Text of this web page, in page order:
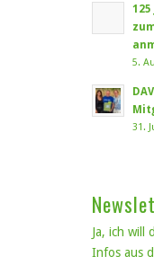
5.
31.
Ja, ich will
Infos aus